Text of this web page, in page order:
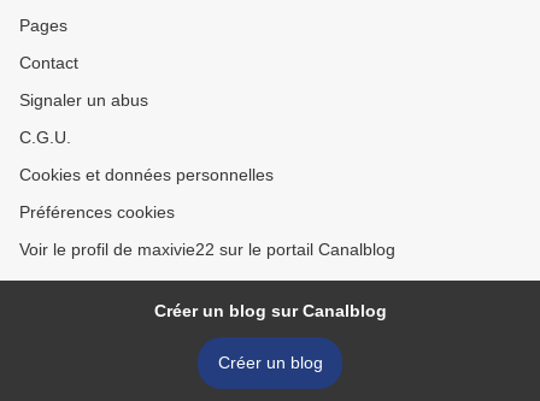
Pages
Contact
Signaler un abus
C.G.U.
Cookies et données personnelles
Préférences cookies
Voir le profil de maxivie22 sur le portail Canalblog
Créer un blog sur Canalblog
Créer un blog